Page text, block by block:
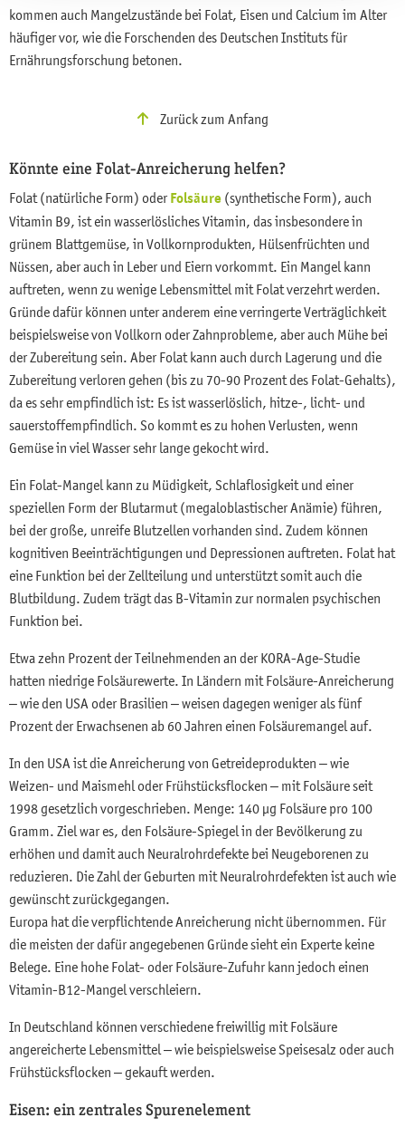
kommen auch Mangelzustände bei Folat, Eisen und Calcium im Alter
häufiger vor, wie die Forschenden des Deutschen Instituts für
Ernährungsforschung betonen.
Zurück zum Anfang
Könnte eine Folat-Anreicherung helfen?
Folat (natürliche Form) oderFolsäure (synthetische Form), auch
Vitamin B9, ist ein wasserlösliches Vitamin, das insbesondere in
grünem Blattgemüse, in Vollkornprodukten, Hülsenfrüchten und
Nüssen, aber auch in Leber und Eiern vorkommt. Ein Mangel kann
auftreten, wenn zu wenige Lebensmittel mit Folat verzehrt werden.
Gründe dafür können unter anderem eine verringerte Verträglichkeit
beispielsweise von Vollkorn oder Zahnprobleme, aber auch Mühe bei
der Zubereitung sein. Aber Folat kann auch durch Lagerung und die
Zubereitung verloren gehen (bis zu 70-90 Prozent des Folat-Gehalts),
da es sehr empfindlich ist: Es ist wasserlöslich, hitze-, licht- und
sauerstoffempfindlich. So kommt es zu hohen Verlusten, wenn
Gemüse in viel Wasser sehr lange gekocht wird.
Ein Folat-Mangel kann zu Müdigkeit, Schlaflosigkeit und einer
speziellen Form der Blutarmut (megaloblastischer Anämie) führen,
bei der große, unreife Blutzellen vorhanden sind. Zudem können
kognitiven Beeinträchtigungen und Depressionen auftreten. Folat hat
eine Funktion bei der Zellteilung und unterstützt somit auch die
Blutbildung. Zudem trägt das B-Vitamin zur normalen psychischen
Funktion bei.
Etwa zehn Prozent der Teilnehmenden an der KORA-Age-Studie
hatten niedrige Folsäurewerte. In Ländern mit Folsäure-Anreicherung
– wie den USA oder Brasilien – weisen dagegen weniger als fünf
Prozent der Erwachsenen ab 60 Jahren einen Folsäuremangel auf.
In den USA ist die Anreicherung von Getreideprodukten – wie
Weizen- und Maismehl oder Frühstücksflocken – mit Folsäure seit
1998 gesetzlich vorgeschrieben. Menge: 140 µg Folsäure pro 100
Gramm. Ziel war es, den Folsäure-Spiegel in der Bevölkerung zu
erhöhen und damit auch Neuralrohrdefekte bei Neugeborenen zu
reduzieren. Die Zahl der Geburten mit Neuralrohrdefekten ist auch wie
gewünscht zurückgegangen.
Europa hat die verpflichtende Anreicherung nicht übernommen. Für
die meisten der dafür angegebenen Gründe sieht ein Experte keine
Belege. Eine hohe Folat- oder Folsäure-Zufuhr kann jedoch einen
Vitamin-B12-Mangel verschleiern.
In Deutschland können verschiedene freiwillig mit Folsäure
angereicherte Lebensmittel – wie beispielsweise Speisesalz oder auch
Frühstücksflocken – gekauft werden.
Eisen: ein zentrales Spurenelement